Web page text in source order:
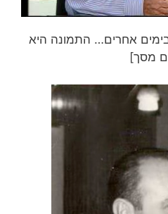
אחרים… התמונה היא
מסך]